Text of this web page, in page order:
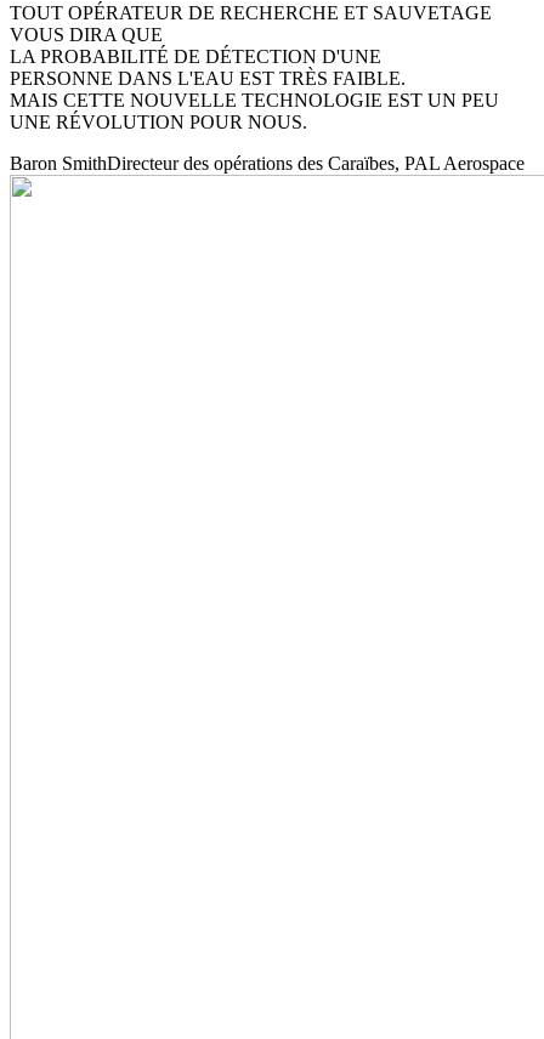
TOUT OPÉRATEUR DE RECHERCHE ET SAUVETAGE
VOUS DIRA QUE
LA PROBABILITÉ DE DÉTECTION D'UNE
PERSONNE DANS L'EAU EST TRÈS FAIBLE.
MAIS CETTE NOUVELLE TECHNOLOGIE EST UN PEU
UNE RÉVOLUTION POUR NOUS.
Baron SmithDirecteur des opérations des Caraïbes, PAL Aerospace